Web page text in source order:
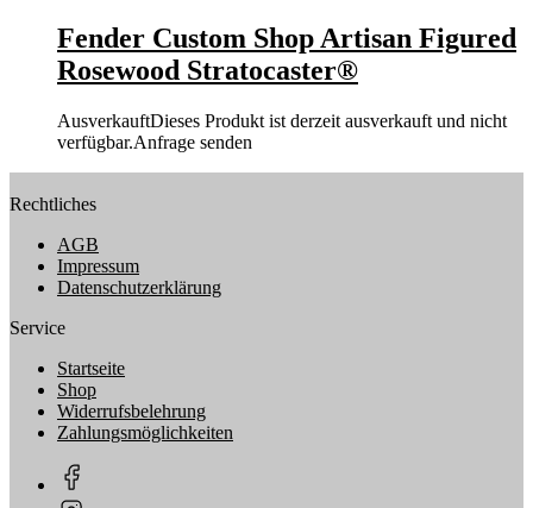
Fender Custom Shop Artisan Figured
Rosewood Stratocaster®
AusverkauftDieses Produkt ist derzeit ausverkauft und nicht
verfügbar.Anfrage senden
Rechtliches
AGB
Impressum
Datenschutzerklärung
Service
Startseite
Shop
Widerrufsbelehrung
Zahlungsmöglichkeiten